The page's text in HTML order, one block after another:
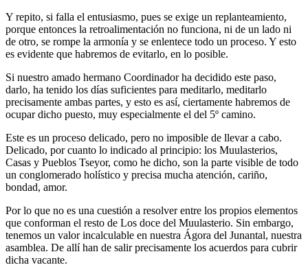
Y repito, si falla el entusiasmo, pues se exige un replanteamiento,
porque entonces la retroalimentación no funciona, ni de un lado ni
de otro, se rompe la armonía y se enlentece todo un proceso. Y esto
es evidente que habremos de evitarlo, en lo posible.
Si nuestro amado hermano Coordinador ha decidido este paso,
darlo, ha tenido los días suficientes para meditarlo, meditarlo
precisamente ambas partes, y esto es así, ciertamente habremos de
ocupar dicho puesto, muy especialmente el del 5º camino.
Este es un proceso delicado, pero no imposible de llevar a cabo.
Delicado, por cuanto lo indicado al principio: los Muulasterios,
Casas y Pueblos Tseyor, como he dicho, son la parte visible de todo
un conglomerado holístico y precisa mucha atención, cariño,
bondad, amor.
Por lo que no es una cuestión a resolver entre los propios elementos
que conforman el resto de Los doce del Muulasterio. Sin embargo,
tenemos un valor incalculable en nuestra Ágora del Junantal, nuestra
asamblea. De allí han de salir precisamente los acuerdos para cubrir
dicha vacante.